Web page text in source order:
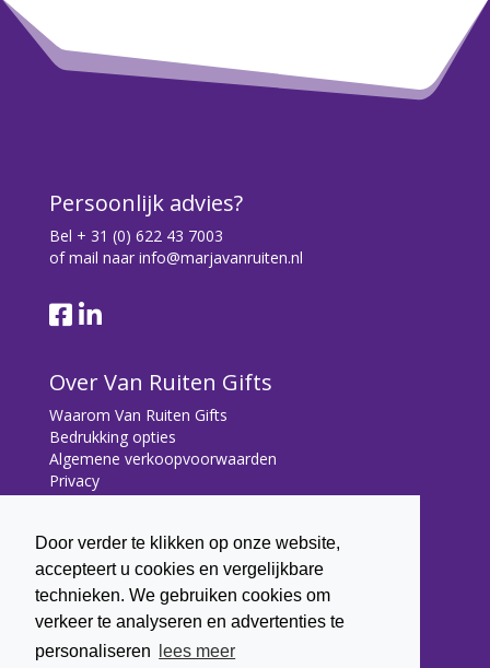
Door verder te klikken op onze website,
accepteert u cookies en vergelijkbare
technieken. We gebruiken cookies om
verkeer te analyseren en advertenties te
personaliseren
lees meer
Persoonlijk advies?
Bel + 31 (0) 622 43 7003
of mail naar info@marjavanruiten.nl
Over Van Ruiten Gifts
Waarom Van Ruiten Gifts
Bedrukking opties
Algemene verkoopvoorwaarden
Privacy
Contact
Bryonialaan 5
3233 VA Oostvoorne
+31 (0) 6 22 43 7003
info@marjavanruiten.nl